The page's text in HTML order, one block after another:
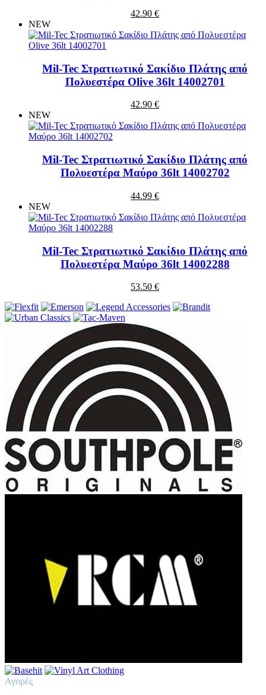
42.90 €
NEW
Mil-Tec Στρατιωτικό Σακίδιο Πλάτης από
Πολυεστέρα Olive 36lt 14002701
42.90 €
NEW
Mil-Tec Στρατιωτικό Σακίδιο Πλάτης από
Πολυεστέρα Μαύρο 36lt 14002702
44.99 €
NEW
Mil-Tec Στρατιωτικό Σακίδιο Πλάτης από
Πολυεστέρα Μαύρο 36lt 14002288
53.50 €
Αγορές